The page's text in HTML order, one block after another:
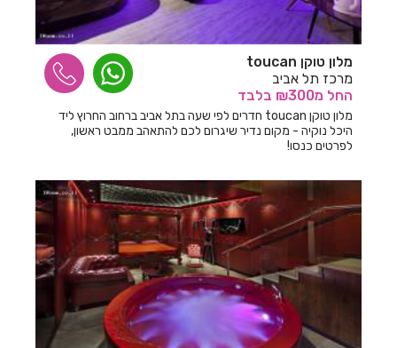
חדרים לפי שעה בזכרון יעקב
חדרים לפי שעה בזרועה
חדרים לפי שעה בזרעית
חדרים לפי שעה בחבצלת השרון
חדרים לפי שעה בחגור
חדרים לפי שעה בחד
חדרים לפי שעה בחד נס
חדרים לפי שעה בחדרה
חדרים לפי שעה בחולון
מלון טוקן toucan
מרכז תל אביב
החל מ₪300 בלבד
מלון טוקן toucan חדרים לפי שעה בתל אביב ברחוב החרוץ ליד
היכל נוקיה - מקום נדיר שיגרום לכם להתאהב ממבט ראשון,
לפרטים כנסו!